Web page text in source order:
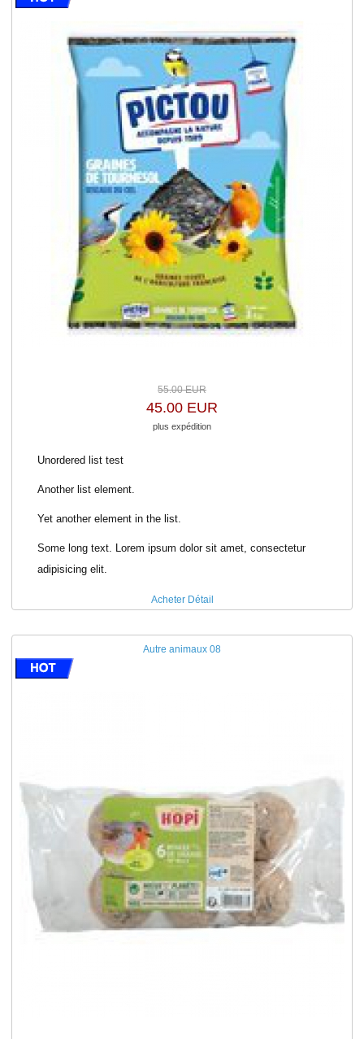
55.00 EUR
45.00 EUR
plus expédition
Unordered list test
Another list element.
Yet another element in the list.
Some long text. Lorem ipsum dolor sit amet, consectetur
adipisicing elit.
Acheter Détail
Autre animaux 08